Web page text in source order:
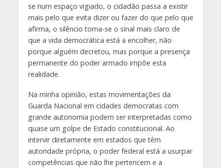
se num espaço vigiado, o cidadão passa a existir
mais pelo que evita dizer ou fazer do que pelo que
afirma, o silêncio torna-se o sinal mais claro de
que a vida democrática está a encolher, não
porque alguém decretou, mas porque a presença
permanente do poder armado impõe esta
realidade.
Na minha opinião, estas movimentações da
Guarda Nacional em cidades democratas com
grande autonomia podem ser interpretadas como
quase um golpe de Estado constitucional. Ao
intervir diretamente em estados que têm
autoridade própria, o poder federal está a usurpar
competências que não lhe pertencem e a